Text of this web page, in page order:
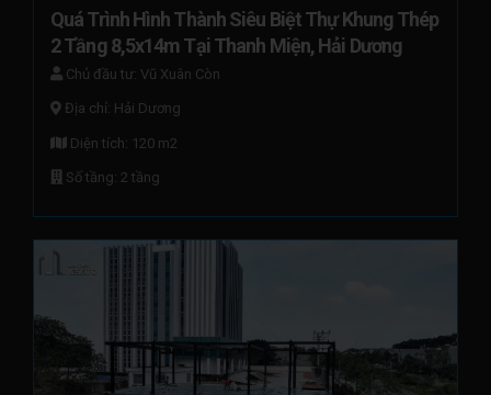
Quá Trình Hình Thành Siêu Biệt Thự Khung Thép
2 Tầng 8,5x14m Tại Thanh Miện, Hải Dương
Chủ đầu tư: Vũ Xuân Còn
Địa chỉ: Hải Dương
Diện tích: 120 m2
Số tầng: 2 tầng